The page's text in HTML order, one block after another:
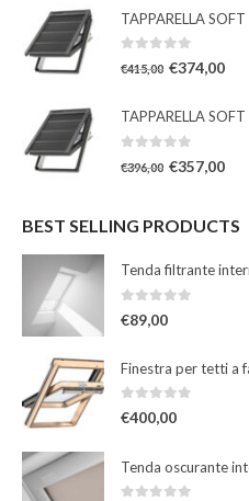
€415,00 €374,00
€396,00 €357,00
BEST SELLING PRODUCTS
Tenda filtrante
€89,00
0Su 5
€400,00